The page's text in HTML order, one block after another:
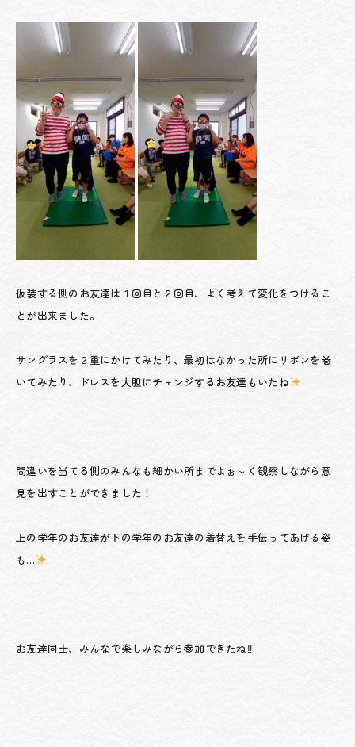
仮装する側のお友達は１回目と２回目、よく考えて変化をつけるこ
とが出来ました。
サングラスを２重にかけてみたり、最初はなかった所にリボンを巻
いてみたり、ドレスを大胆にチェンジするお友達もいたね
間違いを当てる側のみんなも細かい所までよぉ～く観察しながら意
見を出すことができました！
上の学年のお友達が下の学年のお友達の着替えを手伝ってあげる姿
も…
お友達同士、みんなで楽しみながら参加できたね‼